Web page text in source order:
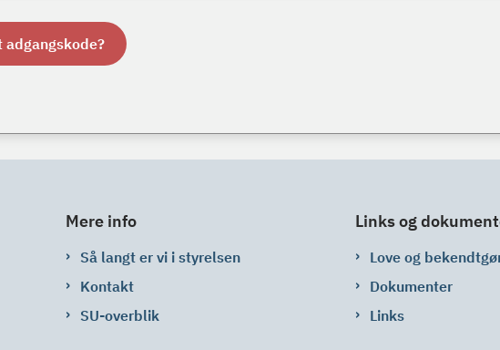
adgangskode?
Mere info
Så langt er vi i styrelsen
Kontakt
SU-overblik
Links og
Love og
Dokumenter
Links